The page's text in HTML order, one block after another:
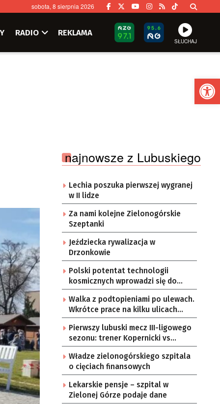
sobota, 8 sierpnia 2026
RADIO REKLAMA
SŁUCHAJ
najnowsze z Lubuskiego
Lechia poszuka pierwszej wygranej
w II lidze
Za nami kolejne Zielonogórskie
Szeptanki
Jeździecka rywalizacja w
Drzonkowie
Polski potentat technologii
kosmicznych wprowadzi się do
Zielonej Góry
Walka z podtopieniami po ulewach.
Wkrótce prace na kilku ulicach
Gorzowa
Pierwszy lubuski mecz III-ligowego
sezonu: trener Kopernicki vs
starzy znajomi
Władze zielonogórskiego szpitala
o cięciach finansowych
Lekarskie pensje – szpital w
Zielonej Górze podaje dane